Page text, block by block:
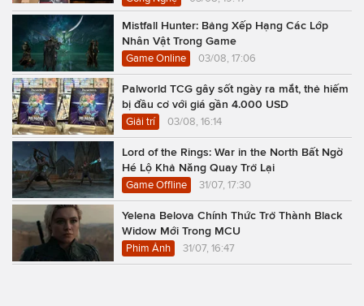
Mistfall Hunter: Bảng Xếp Hạng Các Lớp
Nhân Vật Trong Game
Game Online 03/08, 17:06
Palworld TCG gây sốt ngày ra mắt, thẻ hiếm
bị đầu cơ với giá gần 4.000 USD
Giải trí 03/08, 16:14
Lord of the Rings: War in the North Bất Ngờ
Hé Lộ Khả Năng Quay Trở Lại
Game Offline 31/07, 17:30
Yelena Belova Chính Thức Trở Thành Black
Widow Mới Trong MCU
Phim Ảnh 31/07, 16:47